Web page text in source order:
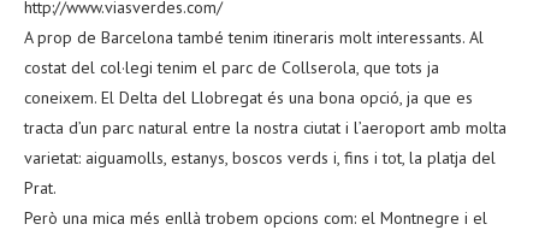
http://www.viasverdes.com/
A prop de Barcelona també tenim itineraris molt interessants. Al
costat del col·legi tenim el parc de Collserola, que tots ja
coneixem. El Delta del Llobregat és una bona opció, ja que es
tracta d’un parc natural entre la nostra ciutat i l’aeroport amb molta
varietat: aiguamolls, estanys, boscos verds i, fins i tot, la platja del
Prat.
Però una mica més enllà trobem opcions com: el Montnegre i el